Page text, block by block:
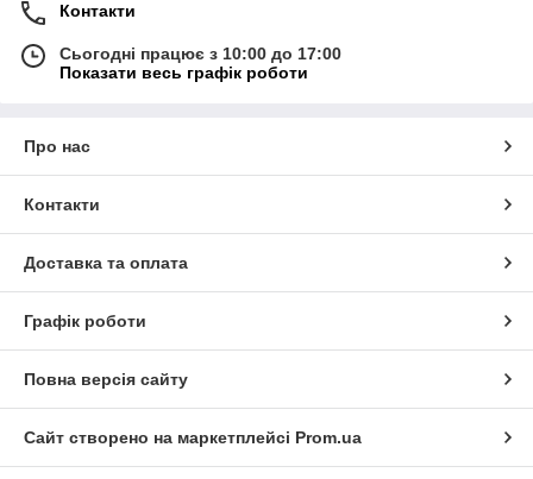
Контакти
Сьогодні працює з 10:00 до 17:00
Показати весь графік роботи
Про нас
Контакти
Доставка та оплата
Графік роботи
Повна версія сайту
Сайт створено на маркетплейсі Prom.ua